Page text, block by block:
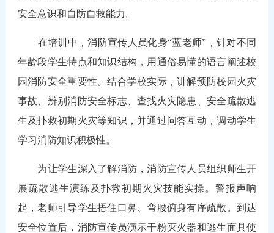
安全意识和自防自救能力。
在培训中，消防宣传人员化身“蓝老师”，针对不同
年龄段学生特点和知识结构，用通俗易懂的语言阐述校
园消防安全重要性。结合学校实际，讲解预防校园火灾
事故、辨别消防安全标志、查找火灾隐患、安全疏散逃
生及扑救初期火灾等知识，并通过问答互动，调动学生
学习消防知识积极性。
为让学生深入了解消防，消防宣传人员组织师生开
展疏散逃生演练及扑救初期火灾技能实操。警报声响
起，老师引导学生捂住口鼻、弯腰俯身有序疏散。到达
安全位置后，消防宣传员演示干粉灭火器和逃生面具使